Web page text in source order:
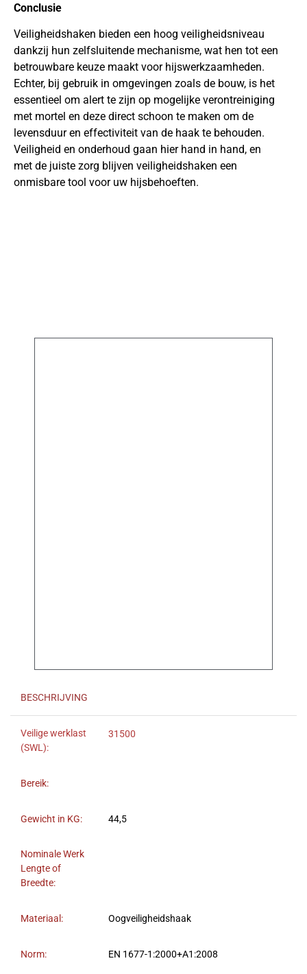
Conclusie
Veiligheidshaken bieden een hoog veiligheidsniveau
dankzij hun zelfsluitende mechanisme, wat hen tot een
betrouwbare keuze maakt voor hijswerkzaamheden.
Echter, bij gebruik in omgevingen zoals de bouw, is het
essentieel om alert te zijn op mogelijke verontreiniging
met mortel en deze direct schoon te maken om de
levensduur en effectiviteit van de haak te behouden.
Veiligheid en onderhoud gaan hier hand in hand, en
met de juiste zorg blijven veiligheidshaken een
onmisbare tool voor uw hijsbehoeften.
BESCHRIJVING
Veilige werklast
(SWL):
31500
Bereik:
Gewicht in KG: 44,5
Nominale Werk
Lengte of
Breedte:
Materiaal: Oogveiligheidshaak
Norm: EN 1677-1:2000+A1:2008